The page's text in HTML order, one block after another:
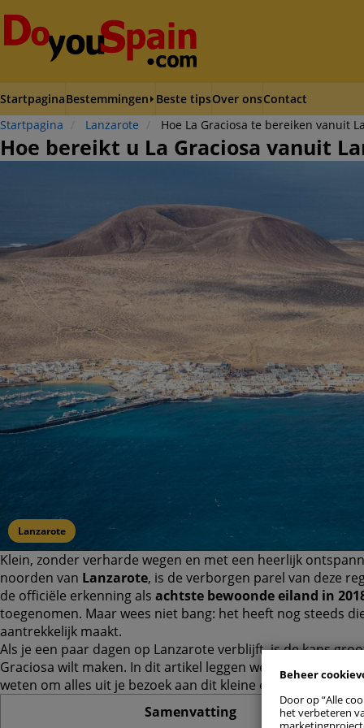
StartpaginaBestemmingen Beste tipsOver onsContact
Startpagina Lanzarote Hoe La Graciosa te bereiken vanuit
Hoe bereikt u La Graciosa vanuit
Lanzarote
Klein, zonder verharde wegen en met een heerlijk
noorden van Lanzarote, is de verborgen parel van deze
de officiële erkenning als achtste bewoonde eiland in
toegenomen. Maar wees niet bang: het heeft nog steeds
aantrekkelijk maakt.
Als je een paar dagen op Lanzarote verblijft, is de kans
Graciosa wilt maken. In dit artikel leggen we je uit hoe je er
weten om alles uit je bezoek aan dit kleine eiland te halen.
Samenvatting
Beheer
Door op “Alle
het verbeteren
Alle
Strikt